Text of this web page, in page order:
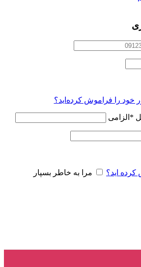
خود را فراموش کرده‌اید؟
* الزامی
اید؟ مرا به خاطر بسپار